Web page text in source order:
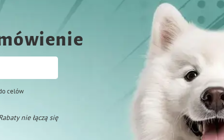
celów
nie łączą się